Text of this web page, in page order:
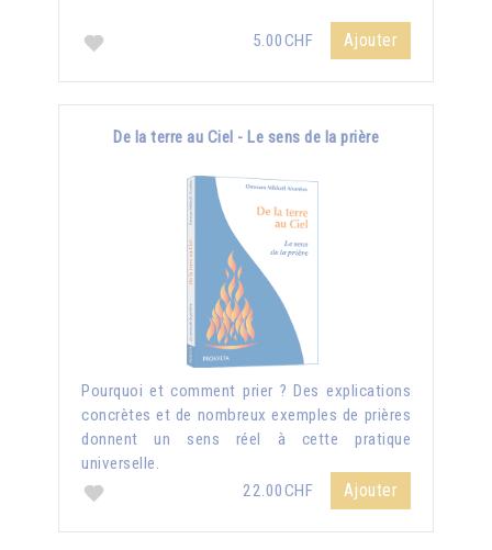
5.00CHF Ajouter
De la terre au Ciel - Le sens de la prière
Pourquoi et comment prier ? Des explications
concrètes et de nombreux exemples de prières
donnent un sens réel à cette pratique
universelle.
22.00CHF
Ajouter